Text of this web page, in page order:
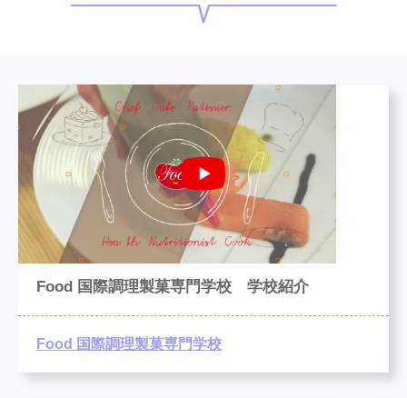
Food 国際調理製菓専門学校 学校紹介
Food 国際調理製菓専門学校